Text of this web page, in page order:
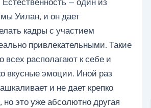
Естественность — один из
Уилан, и он дает
кадры с участием
привлекательными. Такие
всех располагают к себе и
вкусные эмоции. Иной раз
и не дает крепко
но это уже абсолютно другая